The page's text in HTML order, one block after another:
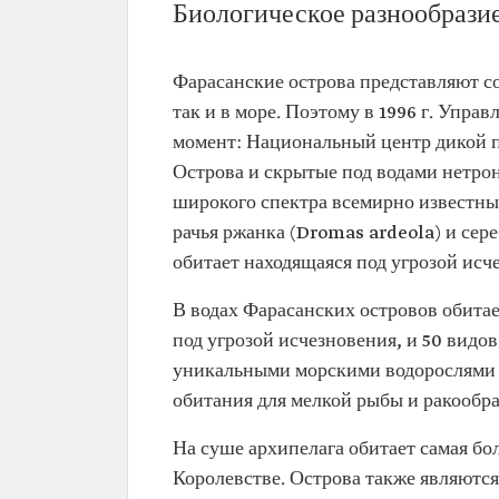
Биологическое
Фарасанские острова представляют
так и в море. Поэтому в 1996 г.
момент: Национальный центр дикой
Острова и скрытые под водами
широкого спектра всемирно
рачья ржанка (Dromas ardeola) и
обитает находящаяся под угрозой
В водах Фарасанских островов
под угрозой исчезновения, и 50
уникальными морскими
обитания для мелкой рыбы и
На суше архипелага обитает самая
Королевстве. Острова также